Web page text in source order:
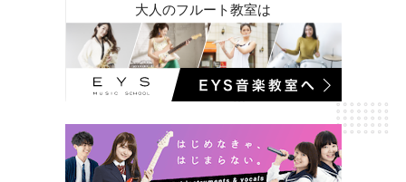
大人のフルート教室は